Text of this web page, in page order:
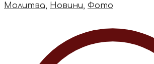
Молитва
Новини Фото